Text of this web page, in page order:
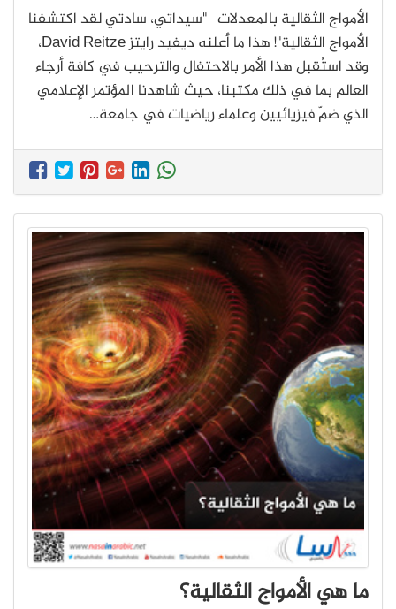
الأمواج الثقالية بالمعدلات "سيداتي، سادتي لقد اكتشفنا
الأمواج الثقالية"! هذا ما أعلنه ديفيد رايتز David Reitze،
وقد استُقبل هذا الأمر بالاحتفال والترحيب في كافة أرجاء
العالم بما في ذلك مكتبنا، حيث شاهدنا المؤتمر الإعلامي
الذي ضمّ فيزيائيين وعلماء رياضيات في جامعة…
ما هي الأمواج الثقالية؟